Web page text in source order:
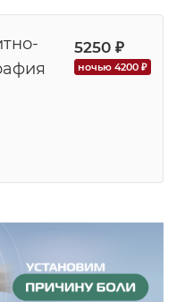
5250 ₽
ночью 4200 ₽